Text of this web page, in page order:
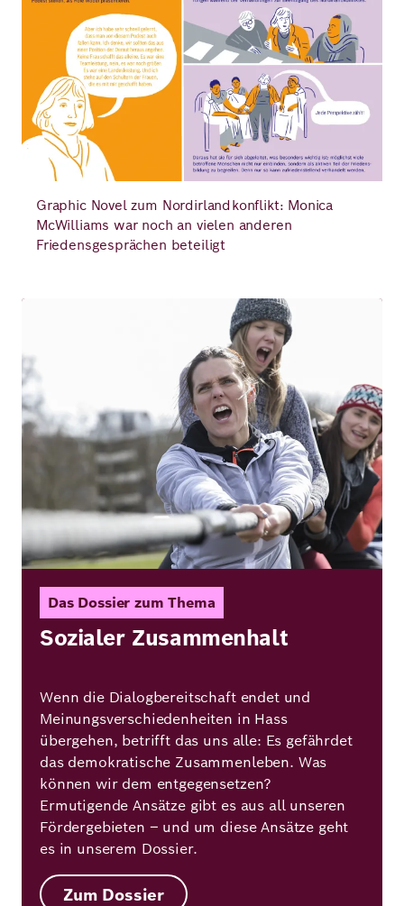
Graphic Novel zum Nordirlandkonflikt: Monica
McWilliams war noch an vielen anderen
Friedensgesprächen beteiligt
Das Dossier zum Thema
Sozialer Zusammenhalt
Wenn die Dialogbereitschaft endet und
Meinungsverschiedenheiten in Hass
übergehen, betrifft das uns alle: Es gefährdet
das demokratische Zusammenleben. Was
können wir dem entgegensetzen?
Ermutigende Ansätze gibt es aus all unseren
Fördergebieten – und um diese Ansätze geht
es in unserem Dossier.
Zum Dossier
Bild